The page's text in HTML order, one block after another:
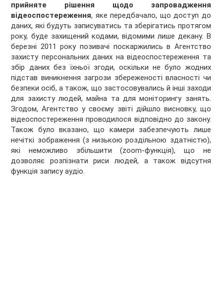
прийняте рішення щодо запровадження
відеоспостереження, яке передбачало, що доступ до
даних, які будуть записуватись та зберігатись протягом
року, буде захищений кодами, відомими лише декану. В
березні 2011 року позивачі поскаржились в Агентство
захисту персональних даних на відеоспостереження та
збір даних без їхньої згоди, оскільки не було жодних
підстав виникнення загрози збереженості власності чи
безпеки осіб, а також, що застосовувались й інші заходи
для захисту людей, майна та для моніторингу занять.
Згодом, Агентство у своєму звіті дійшло висновку, що
відеоспостереження проводилося відповідно до закону.
Також було вказано, що камери забезпечують лише
нечіткі зображення (з низькою роздільною здатністю),
які неможливо збільшити (zoom-функція), що не
дозволяє розпізнати риси людей, а також відсутня
функція запису аудіо.